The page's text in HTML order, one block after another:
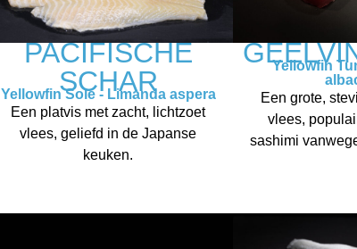
PACIFISCHE
SCHAR
Yellowfin Sole - Limanda aspera
Een platvis met zacht, lichtzoet
vlees, geliefd in de Japanse
keuken.
Yellowfin
Een grote,
vlees,
sashimi